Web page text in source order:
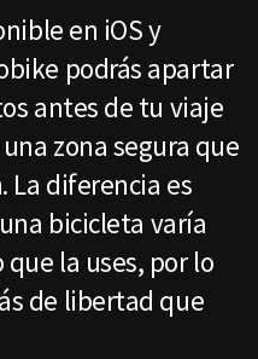
en iOS y
podrás apartar
antes de tu viaje
zona segura que
La diferencia es
bicicleta varía
la uses, por lo
de libertad que